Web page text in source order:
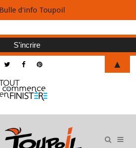
d'info Toupoil
▲